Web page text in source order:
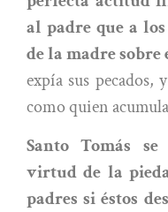
al padre que a
de la madre sobre
expía sus pecados,
como quien
Santo Tomás
virtud de la
padres si éstos